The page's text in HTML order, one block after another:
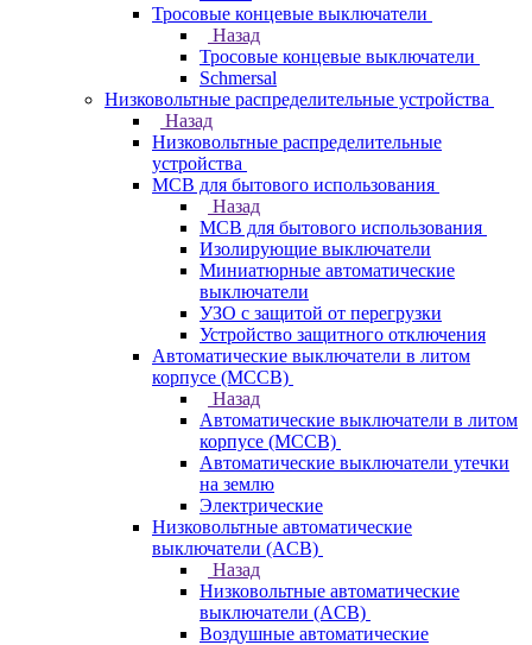
Тросовые концевые выключатели
Назад
Тросовые концевые выключатели
Schmersal
Низковольтные распределительные устройства
Назад
Низковольтные распределительные
устройства
MCB для бытового использования
Назад
MCB для бытового использования
Изолирующие выключатели
Миниатюрные автоматические
выключатели
УЗО с защитой от перегрузки
Устройство защитного отключения
Автоматические выключатели в литом
корпусе (MCCB)
Назад
Автоматические выключатели в литом
корпусе (MCCB)
Автоматические выключатели утечки
на землю
Электрические
Низковольтные автоматические
выключатели (ACB)
Назад
Низковольтные автоматические
выключатели (ACB)
Воздушные автоматические